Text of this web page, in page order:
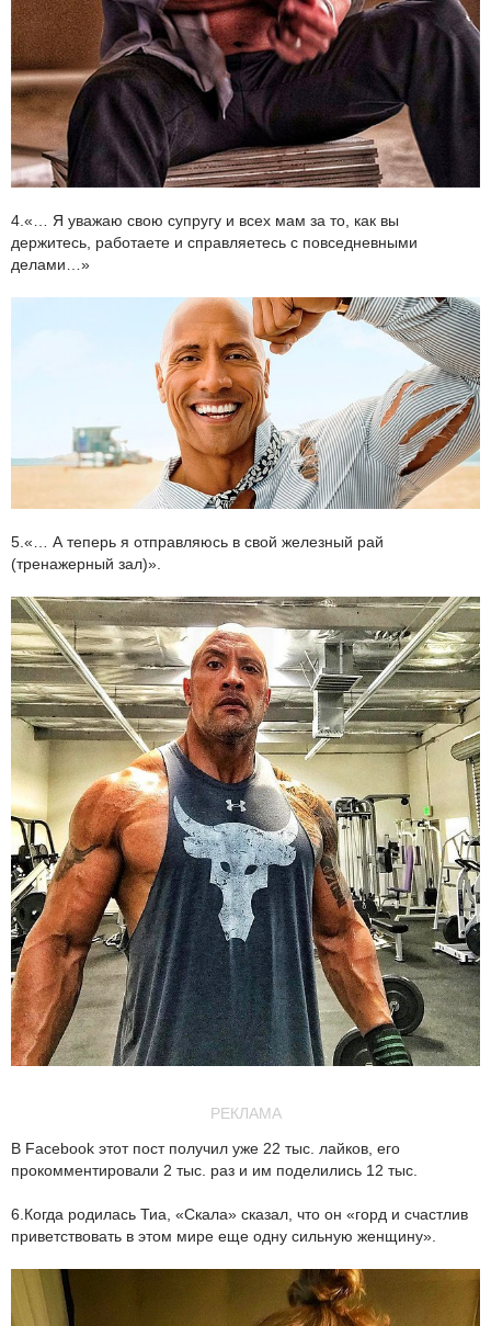
4.«… Я уважаю свою супругу и всех мам за то, как вы
держитесь, работаете и справляетесь с повседневными
делами…»
5.«… А теперь я отправляюсь в свой железный рай
(тренажерный зал)».
РЕКЛАМА
В Facebook этот пост получил уже 22 тыс. лайков, его
прокомментировали 2 тыс. раз и им поделились 12 тыс.
6.Когда родилась Тиа, «Скала» сказал, что он «горд и счастлив
приветствовать в этом мире еще одну сильную женщину».